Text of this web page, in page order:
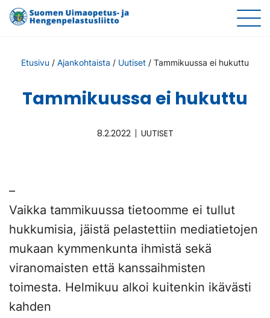
Etusivu / Ajankohtaista / Uutiset / Tammikuussa ei hukuttu
Tammikuussa ei hukuttu
8.2.2022 UUTISET
–
Vaikka tammikuussa tietoomme ei tullut
hukkumisia, jäistä pelastettiin mediatietojen
mukaan kymmenkunta ihmistä sekä
viranomaisten että kanssaihmisten
toimesta. Helmikuu alkoi kuitenkin ikävästi
kahden